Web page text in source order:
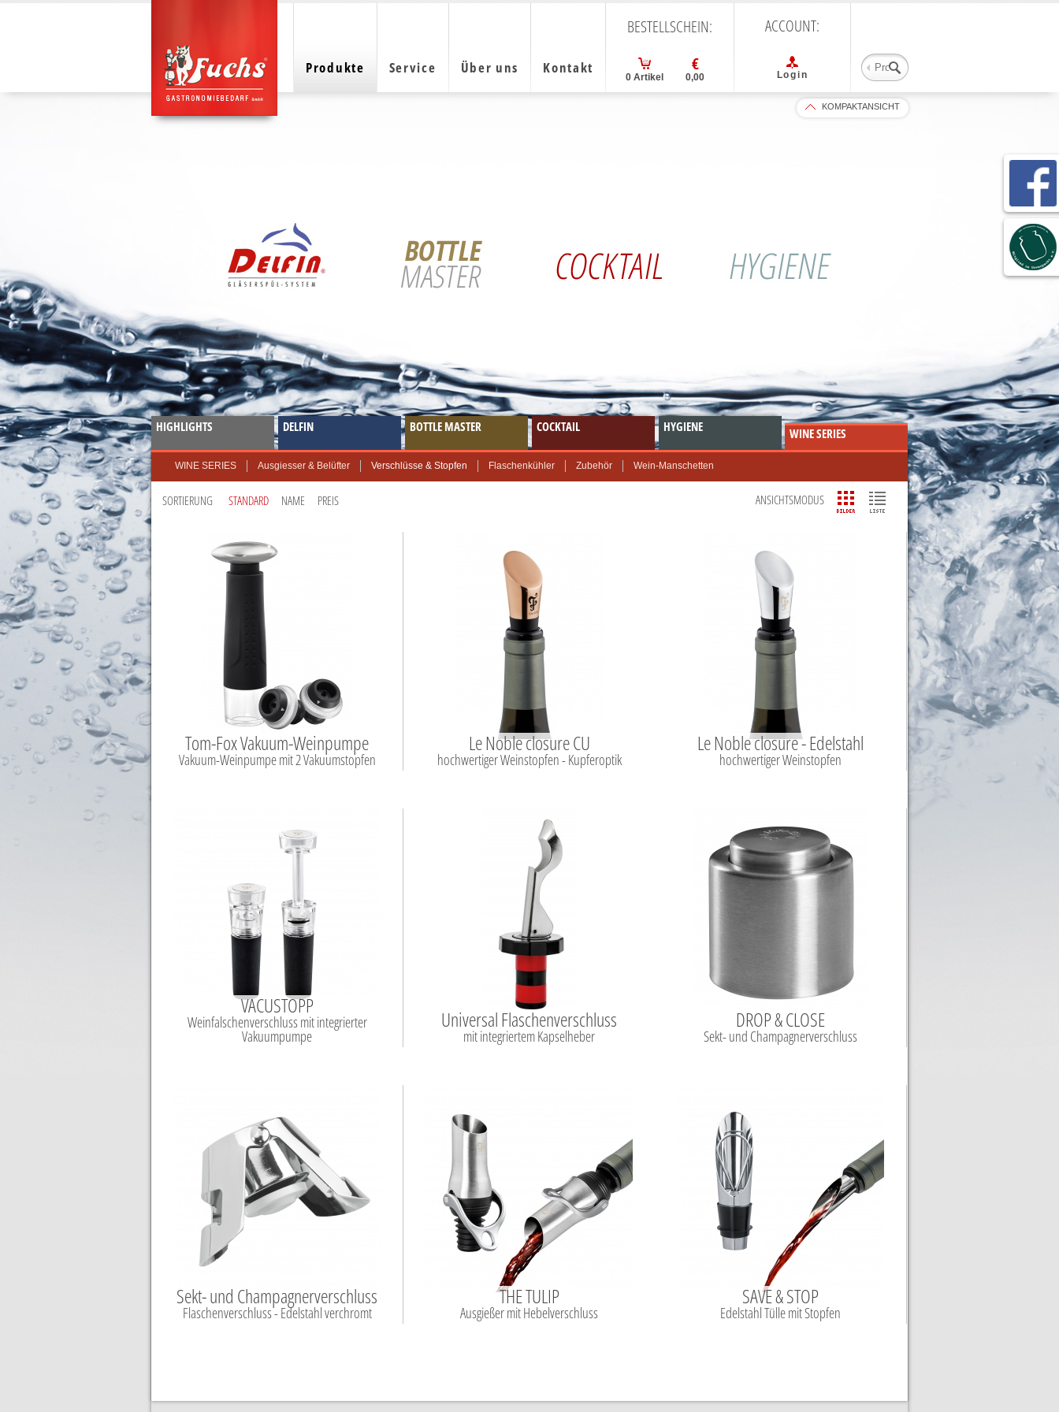
Produkte Service Über uns Kontakt
BESTELLSCHEIN:
0 Artikel 0,00
ACCOUNT:
Login
Suchbegriff eingeben
KOMPAKTANSICHT
HIGHLIGHTS DELFIN BOTTLE MASTER COCKTAIL HYGIENE WINE SERIES
WINE SERIES Ausgiesser & Belüfter Verschlüsse & Stopfen Flaschenkühler Zubehör Wein-Manschetten
SORTIERUNG STANDARD NAME PREIS ANSICHTSMODUS
Produktliste
Tom-Fox Vakuum-Weinpumpe
Vakuum-Weinpumpe mit 2 Vakuumstopfen
Le Noble closure CU
hochwertiger Weinstopfen - Kupferoptik
Le Noble closure - Edelstahl
hochwertiger Weinstopfen
VACUSTOPP
Weinfalschenverschluss mit integrierter
Vakuumpumpe
Universal Flaschenverschluss
mit integriertem Kapselheber
DROP & CLOSE
Sekt- und Champagnerverschluss
Sekt- und Champagnerverschluss
Flaschenverschluss - Edelstahl verchromt
THE TULIP
Ausgießer mit Hebelverschluss
SAVE & STOP
Edelstahl Tülle mit Stopfen